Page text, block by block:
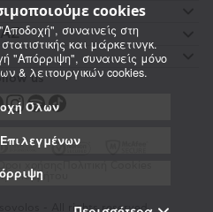
cookies
συναινείς στη
και μάρκετινγκ.
"Απόρριψη", συναινείς μόνο
& λειτουργικών cookies.
Όλων
us
απορρήτου
- All rights reserved